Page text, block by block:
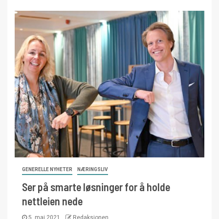
GENERELLE NYHETER NÆRINGSLIV
Ser på smarte løsninger for å holde
nettleien nede
5. mai 2021 Redaksjonen